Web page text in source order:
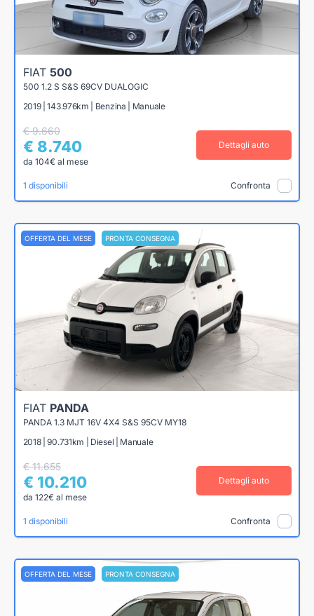
FIAT 500
500 1.2 S S&S 69CV DUALOGIC
2019 | 143.976km | Benzina | Manuale
€ 9.660
€ 8.740
da 104€ al mese
Dettagli auto
1 disponibili Confronta
OFFERTA DEL MESE PRONTA CONSEGNA
FIAT PANDA
PANDA 1.3 MJT 16V 4X4 S&S 95CV MY18
2018 | 90.731km | Diesel | Manuale
€ 11.655
€ 10.210
da 122€ al mese
Dettagli auto
1 disponibili Confronta
OFFERTA DEL MESE PRONTA CONSEGNA